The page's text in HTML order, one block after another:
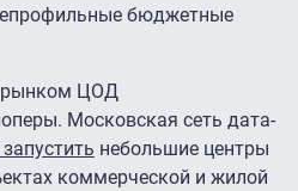
бюджетные
рынком ЦОД
Московская сеть дата-
небольшие центры
коммерческой и жилой